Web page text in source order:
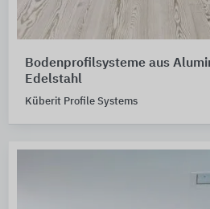
Bodenprofilsysteme aus
Edelstahl
Küberit Profile Systems